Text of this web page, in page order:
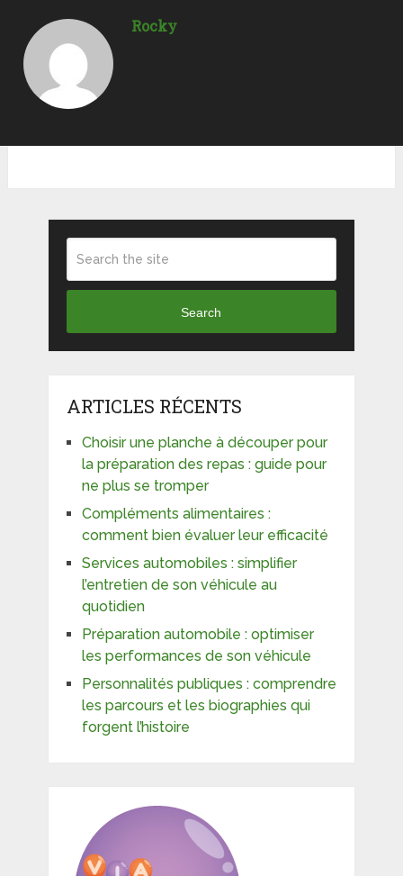
Rocky
Search
ARTICLES RÉCENTS
Choisir une planche à découper pour
la préparation des repas : guide pour
ne plus se tromper
Compléments alimentaires :
comment bien évaluer leur efficacité
Services automobiles : simplifier
l’entretien de son véhicule au
quotidien
Préparation automobile : optimiser
les performances de son véhicule
Personnalités publiques : comprendre
les parcours et les biographies qui
forgent l’histoire